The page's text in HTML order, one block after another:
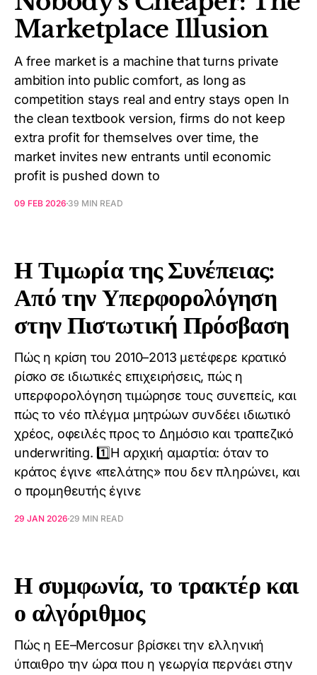
Marketplace Illusion
A free market is a machine that turns private
ambition into public comfort, as long as
competition stays real and entry stays open In
the clean textbook version, firms do not keep
extra profit for themselves over time, the
market invites new entrants until economic
profit is pushed down to
09 FEB 2026 39 MIN READ
Η Τιμωρία της Συνέπειας:
Από την Υπερφορολόγηση
στην Πιστωτική Πρόσβαση
Πώς η κρίση του 2010–2013 μετέφερε κρατικό
ρίσκο σε ιδιωτικές επιχειρήσεις, πώς η
υπερφορολόγηση τιμώρησε τους συνεπείς, και
πώς το νέο πλέγμα μητρώων συνδέει ιδιωτικό
χρέος, οφειλές προς το Δημόσιο και τραπεζικό
underwriting. 1️⃣Η αρχική αμαρτία: όταν το
κράτος έγινε «πελάτης» που δεν πληρώνει, και
ο προμηθευτής έγινε
29 JAN 2026 29 MIN READ
Η συμφωνία, το τρακτέρ και
ο αλγόριθμος
Πώς η ΕΕ–Mercosur βρίσκει την ελληνική
ύπαιθρο την ώρα που η γεωργία περνάει στην